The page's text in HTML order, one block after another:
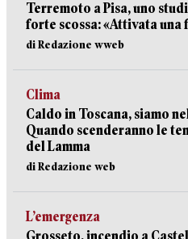
Terremoto a Pisa, uno
forte scossa: «Attivata una
di Redazione wweb
Clima
Caldo in Toscana, siamo
Quando scenderanno le
del Lamma
di Redazione web
L’emergenza